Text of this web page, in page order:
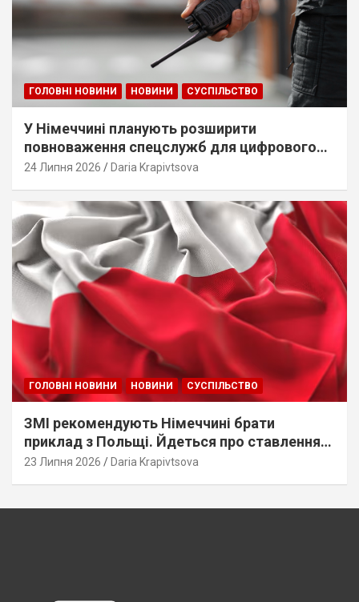
ГОЛОВНІ НОВИНИ НОВИНИ СУСПІЛЬСТВО
У Німеччині планують розширити
повноваження спецслужб для цифрового
стеження
24 Липня 2026 Daria Krapivtsova
ГОЛОВНІ НОВИНИ НОВИНИ СУСПІЛЬСТВО
ЗМІ рекомендують Німеччині брати
приклад з Польщі. Йдеться про ставлення
до українців
23 Липня 2026 Daria Krapivtsova